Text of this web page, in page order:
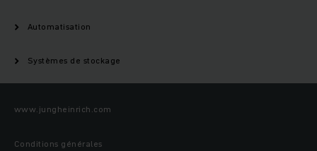
Automatisation
Systèmes de stockage
www.jungheinrich.com
Conditions générales